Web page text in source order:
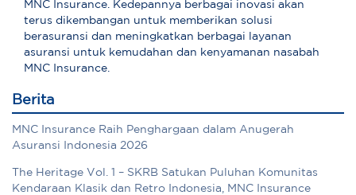
MNC Insurance. Kedepannya berbagai inovasi akan
terus dikembangan untuk memberikan solusi
berasuransi dan meningkatkan berbagai layanan
asuransi untuk kemudahan dan kenyamanan nasabah
MNC Insurance.
Berita
MNC Insurance Raih Penghargaan dalam Anugerah
Asuransi Indonesia 2026
The Heritage Vol. 1 – SKRB Satukan Puluhan Komunitas
Kendaraan Klasik dan Retro Indonesia, MNC Insurance